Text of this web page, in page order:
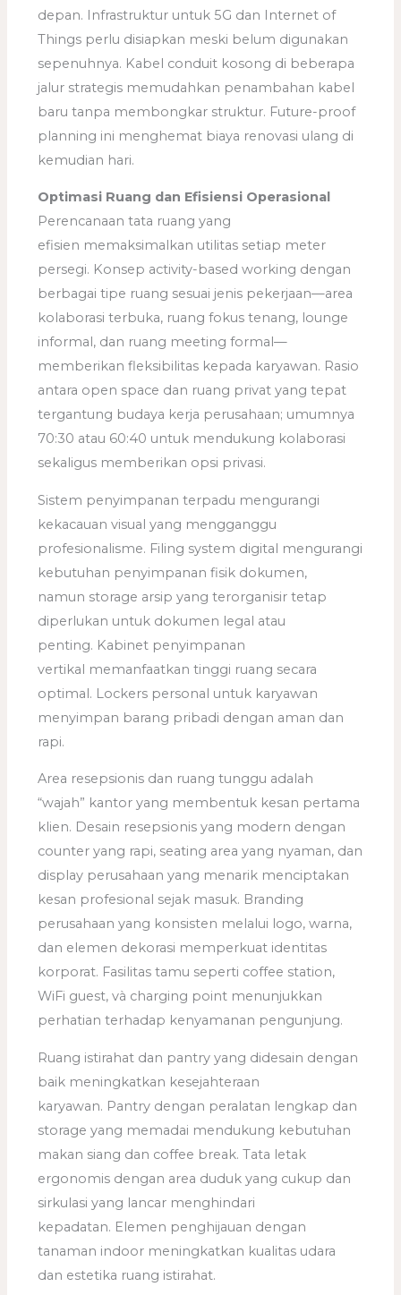
depan. Infrastruktur untuk 5G dan Internet of
Things perlu disiapkan meski belum digunakan
sepenuhnya. Kabel conduit kosong di beberapa
jalur strategis memudahkan penambahan kabel
baru tanpa membongkar struktur. Future-proof
planning ini menghemat biaya renovasi ulang di
kemudian hari.
Optimasi Ruang dan Efisiensi Operasional
Perencanaan tata ruang yang
efisien memaksimalkan utilitas setiap meter
persegi. Konsep activity-based working dengan
berbagai tipe ruang sesuai jenis pekerjaan—area
kolaborasi terbuka, ruang fokus tenang, lounge
informal, dan ruang meeting formal—
memberikan fleksibilitas kepada karyawan. Rasio
antara open space dan ruang privat yang tepat
tergantung budaya kerja perusahaan; umumnya
70:30 atau 60:40 untuk mendukung kolaborasi
sekaligus memberikan opsi privasi.
Sistem penyimpanan terpadu mengurangi
kekacauan visual yang mengganggu
profesionalisme. Filing system digital mengurangi
kebutuhan penyimpanan fisik dokumen,
namun storage arsip yang terorganisir tetap
diperlukan untuk dokumen legal atau
penting. Kabinet penyimpanan
vertikal memanfaatkan tinggi ruang secara
optimal. Lockers personal untuk karyawan
menyimpan barang pribadi dengan aman dan
rapi.
Area resepsionis dan ruang tunggu adalah
“wajah” kantor yang membentuk kesan pertama
klien. Desain resepsionis yang modern dengan
counter yang rapi, seating area yang nyaman, dan
display perusahaan yang menarik menciptakan
kesan profesional sejak masuk. Branding
perusahaan yang konsisten melalui logo, warna,
dan elemen dekorasi memperkuat identitas
korporat. Fasilitas tamu seperti coffee station,
WiFi guest, và charging point menunjukkan
perhatian terhadap kenyamanan pengunjung.
Ruang istirahat dan pantry yang didesain dengan
baik meningkatkan kesejahteraan
karyawan. Pantry dengan peralatan lengkap dan
storage yang memadai mendukung kebutuhan
makan siang dan coffee break. Tata letak
ergonomis dengan area duduk yang cukup dan
sirkulasi yang lancar menghindari
kepadatan. Elemen penghijauan dengan
tanaman indoor meningkatkan kualitas udara
dan estetika ruang istirahat.